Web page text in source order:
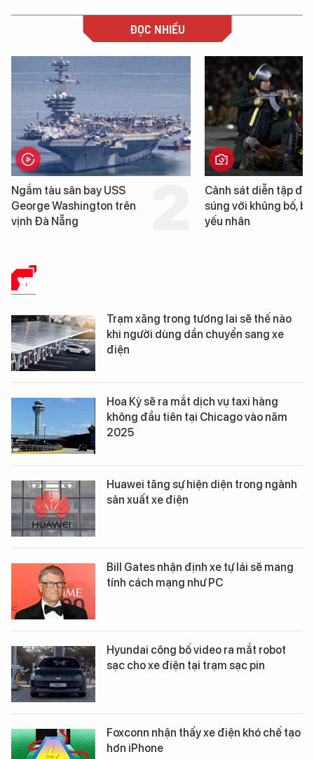
ĐỌC NHIỀU
Ngắm tàu sân bay USS
George Washington trên
vịnh Đà Nẵng
Cảnh sát diễn tập
súng với khủng bố,
yếu nhân
XE
Trạm xăng trong tương lai sẽ thế nào
khi người dùng dần chuyển sang xe
điện
Hoa Kỳ sẽ ra mắt dịch vụ taxi hàng
không đầu tiên tại Chicago vào năm
2025
Huawei tăng sự hiện diện trong ngành
sản xuất xe điện
Bill Gates nhận định xe tự lái sẽ mang
tính cách mạng như PC
Hyundai công bố video ra mắt robot
sạc cho xe điện tại trạm sạc pin
Foxconn nhận thấy xe điện khó chế tạo
hơn iPhone